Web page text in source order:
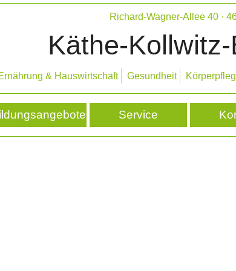
Richard-Wagner-Allee 40 ·
Käthe-
& Hauswirtschaft Gesundheit
Service